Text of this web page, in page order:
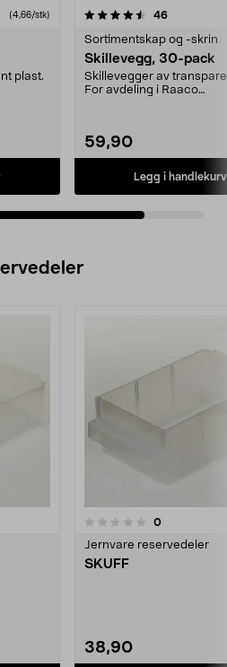
(4,66/stk)
plast.
46
Sortimentskap og -skrin
Skillevegg, 30-pack
Skillevegger av
For avdeling i Raaco
59,90
Legg i handlekurv
0anmeldelser
Jernvare reservedeler
SKUFF
38,90
0.0av 5 stjerner